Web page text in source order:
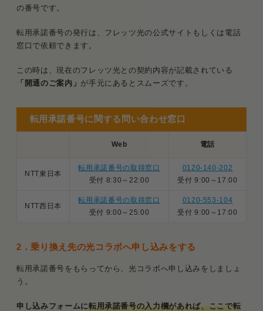
の番号です。
転用承諾番号の発行は、フレッツ光の公式サイトもしくは電話
窓口で依頼できます。
この時は、現在のフレッツ光との契約内容が記載されている
「開通のご案内」 が手元にあるとスムーズです。
Web 電話
NTT東日本
転用承諾番号の取得窓口
受付 8:30～22:00
0120-140-202
受付 9:00～17:00
NTT西日本
転用承諾番号の取得窓口
受付 9:00～25:00
0120-553-104
受付 9:00～17:00
転用承諾番号に関する問い合わせ窓口
2．乗り換え先の光コラボへ申し込みをする
転用承諾番号をもらってから、光コラボへ申し込みをしましょ
う。
申し込みフォームに転用承諾番号の入力欄があれば、ここで転